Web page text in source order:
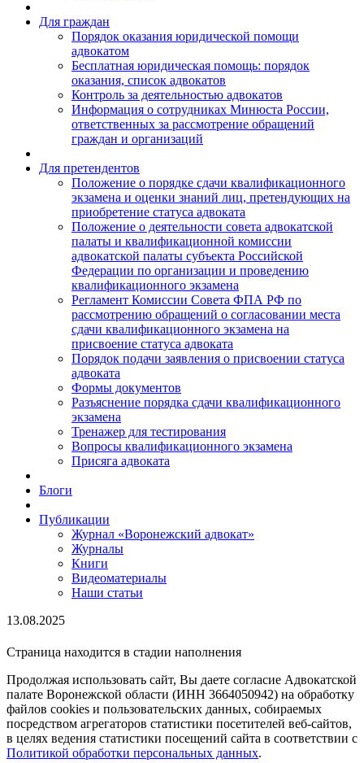
Для граждан
Порядок оказания юридической помощи
адвокатом
Бесплатная юридическая помощь: порядок
оказания, список адвокатов
Контроль за деятельностью адвокатов
Информация о сотрудниках Минюста России,
ответственных за рассмотрение обращений
граждан и организаций
Для претендентов
Положение о порядке сдачи квалификационного
экзамена и оценки знаний лиц, претендующих на
приобретение статуса адвоката
Положение о деятельности совета адвокатской
палаты и квалификационной комиссии
адвокатской палаты субъекта Российской
Федерации по организации и проведению
квалификационного экзамена
Регламент Комиссии Совета ФПА РФ по
рассмотрению обращений о согласовании места
сдачи квалификационного экзамена на
присвоение статуса адвоката
Порядок подачи заявления о присвоении статуса
адвоката
Формы документов
Разъяснение порядка сдачи квалификационного
экзамена
Тренажер для тестирования
Вопросы квалификационного экзамена
Присяга адвоката
Блоги
Публикации
Журнал «Воронежский адвокат»
Журналы
Книги
Видеоматериалы
Наши статьи
13.08.2025
Страница находится в стадии наполнения
Продолжая использовать сайт, Вы даете согласие Адвокатской
палате Воронежской области (ИНН 3664050942) на обработку
файлов cookies и пользовательских данных, собираемых
посредством агрегаторов статистики посетителей веб-сайтов,
в целях ведения статистики посещений сайта в соответствии с
Политикой обработки персональных данных.